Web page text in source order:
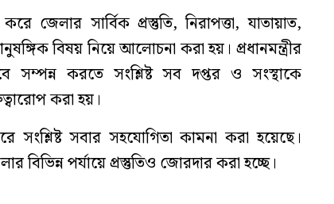
জেলার সার্বিক প্রস্তুতি, নিরাপত্তা, যাতায়াত,
বিষয় নিয়ে আলোচনা করা হয়। প্রধানমন্ত্রীর
সম্পন্ন করতে সংশ্লিষ্ট সব দপ্তর ও সংস্থাকে
করা হয়।
সবার সহযোগিতা কামনা করা হয়েছে।
বিভিন্ন পর্যায়ে প্রস্তুতিও জোরদার করা হচ্ছে।